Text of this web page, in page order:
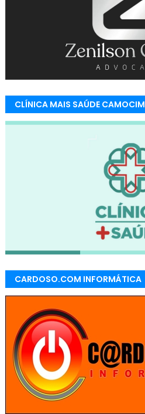
CLÍNICA MAIS SAÚDE CAMOCIM
CARDOSO.COM INFORMÁTICA